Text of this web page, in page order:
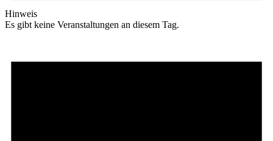
Hinweis
Es gibt keine Veranstaltungen an diesem Tag.